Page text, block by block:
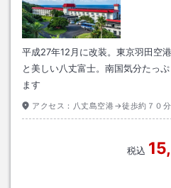
平成27年12月に改装。東京羽田空
と美しい八丈富士。南国気分たっ
ます
アクセス： 八丈島空港→徒歩約７０
税込